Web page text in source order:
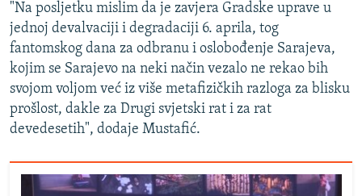
"Na posljetku mislim da je zavjera Gradske uprave u
jednoj devalvaciji i degradaciji 6. aprila, tog
fantomskog dana za odbranu i oslobođenje Sarajeva,
kojim se Sarajevo na neki način vezalo ne rekao bih
svojom voljom već iz više metafizičkih razloga za blisku
prošlost, dakle za Drugi svjetski rat i za rat
devedesetih", dodaje Mustafić.